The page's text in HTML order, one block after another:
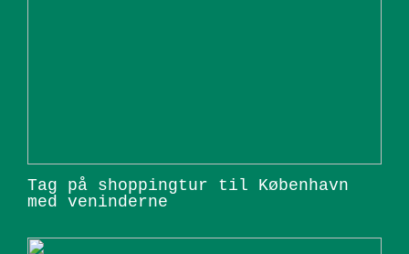
Tag på shoppingtur til København
med veninderne